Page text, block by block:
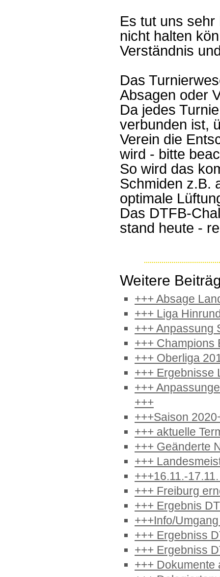
Es tut uns
nicht halten
Verständnis
Das
Absagen oder
Da jedes
verbunden ist,
Verein die
wird - bitte
So wird das
Schmiden z.B.
optimale
Das DTFB-
stand heute -
Weitere
+++ Absage
+++ Liga
+++ Anpassung
+++ Champions
+++ Oberliga
+++ Ergebnisse
+++
+++
+++Saison
+++ aktuelle
+++ Geänderte
+++
+++16.11.-
+++ Freiburg
+++ Ergebnis
+++Info/
+++ Ergebniss
+++ Ergebniss
+++ Dokumente